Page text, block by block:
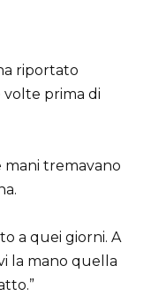
riportato
volte prima di
mani tremavano
a quei giorni. A
la mano quella